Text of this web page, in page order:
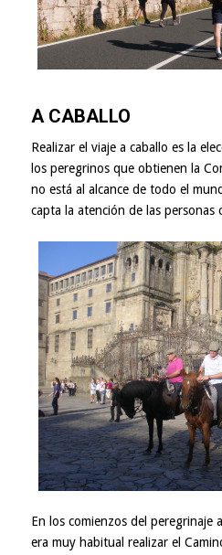
A CABALLO
Realizar el viaje a caballo es la
los peregrinos que obtienen la
no está al alcance de todo el
capta la atención de las personas
En los comienzos del peregrinaje
era muy habitual realizar el